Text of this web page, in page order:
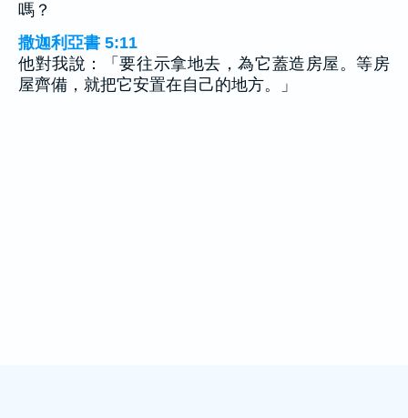
嗎？
撒迦利亞書 5:11
他對我說：「要往示拿地去，為它蓋造房屋。等房
屋齊備，就把它安置在自己的地方。」